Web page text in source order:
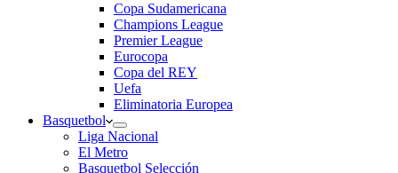
Copa Sudamericana
Champions League
Premier League
Eurocopa
Copa del REY
Uefa
Eliminatoria Europea
Basquetbol
Liga Nacional
El Metro
Basquetbol Selección